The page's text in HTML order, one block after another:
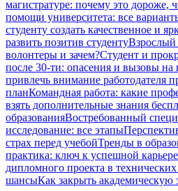
магистратуре: почему это дороже,
помощи университета: все
студенту создать качественное и
развить позитив студентуВзрослый
волонтеры и зачем?Студент и
после 30-ти: опасения и вызовы на
привлечь внимание работодателя
планКомандная работа: какие
взять дополнительные знания
образованияВостребованный
исследование: все этапы
страх перед учебойТренды в
практика: ключ к успешной карьере
дипломного проекта в
шансыКак закрыть академическую